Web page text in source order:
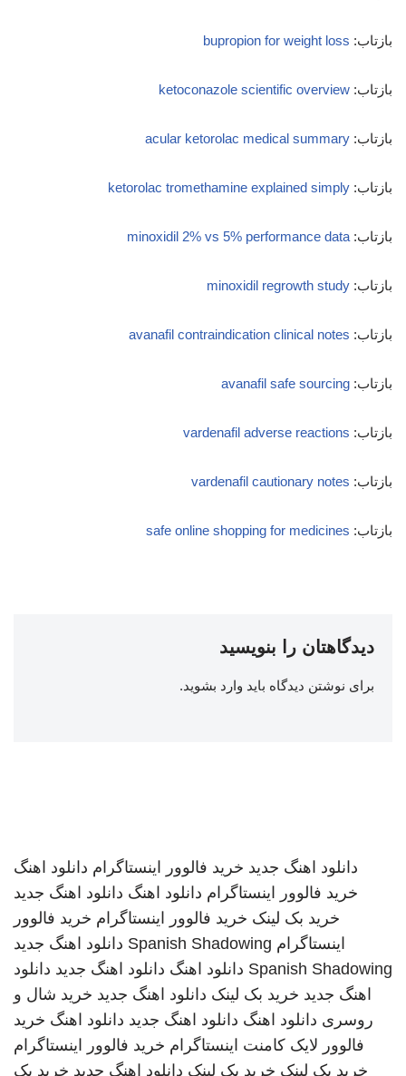
بازتاب: bupropion for weight loss
بازتاب: ketoconazole scientific overview
بازتاب: acular ketorolac medical summary
بازتاب: ketorolac tromethamine explained simply
بازتاب: minoxidil 2% vs 5% performance data
بازتاب: minoxidil regrowth study
بازتاب: avanafil contraindication clinical notes
بازتاب: avanafil safe sourcing
بازتاب: vardenafil adverse reactions
بازتاب: vardenafil cautionary notes
بازتاب: safe online shopping for medicines
دیدگاهتان را بنویسید
برای نوشتن دیدگاه باید وارد بشوید.
دانلود اهنگ جدید خرید فالوور اینستاگرام دانلود اهنگ
خرید فالوور اینستاگرام دانلود اهنگ دانلود اهنگ جدید
خرید بک لینک خرید فالوور اینستاگرام خرید فالوور
اینستاگرام Spanish Shadowing دانلود اهنگ جدید
Spanish Shadowing دانلود اهنگ دانلود اهنگ جدید دانلود
اهنگ جدید خرید بک لینک دانلود اهنگ جدید خرید شال و
روسری دانلود اهنگ دانلود اهنگ جدید دانلود اهنگ خرید
فالوور لایک کامنت اینستاگرام خرید فالوور اینستاگرام
خرید بک لینک خرید بک لینک دانلود اهنگ جدید خرید بک